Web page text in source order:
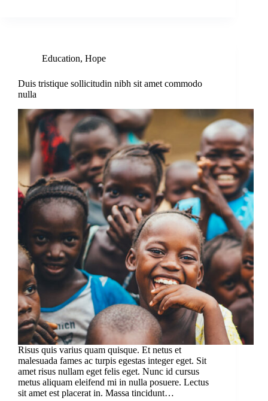
Education, Hope
Duis tristique sollicitudin nibh sit amet commodo
nulla
Risus quis varius quam quisque. Et netus et
malesuada fames ac turpis egestas integer eget. Sit
amet risus nullam eget felis eget. Nunc id cursus
metus aliquam eleifend mi in nulla posuere. Lectus
sit amet est placerat in. Massa tincidunt…